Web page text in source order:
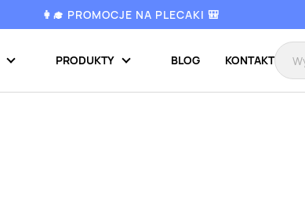
👩‍🎓 PROMOCJE NA PLECAKI 🎒
PRODUKTY BLOG KONTAKT